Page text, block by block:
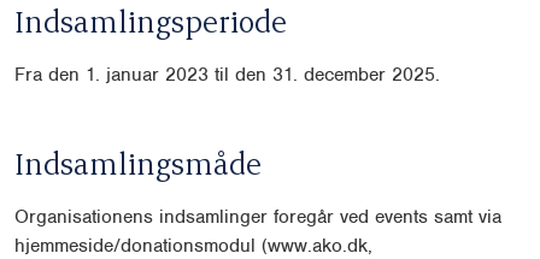
Indsamlingsperiode
Fra den 1. januar 2023 til den 31. december 2025.
Indsamlingsmåde
Organisationens indsamlinger foregår ved events samt via
hjemmeside/donationsmodul (www.ako.dk,